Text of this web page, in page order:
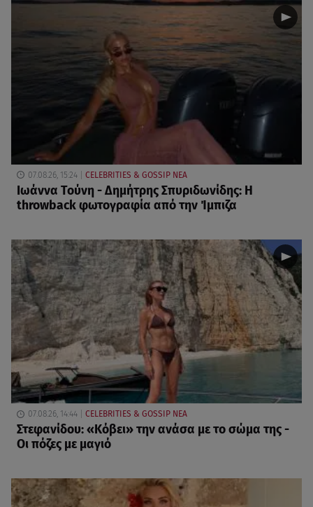
07.08.26, 15:24 CELEBRITIES & GOSSIP ΝΕΑ
Ιωάννα Τούνη - Δημήτρης Σπυριδωνίδης: Η
throwback φωτογραφία από την Ίμπιζα
07.08.26, 14:44 CELEBRITIES & GOSSIP ΝΕΑ
Στεφανίδου: «Κόβει» την ανάσα με το σώμα της -
Οι πόζες με μαγιό